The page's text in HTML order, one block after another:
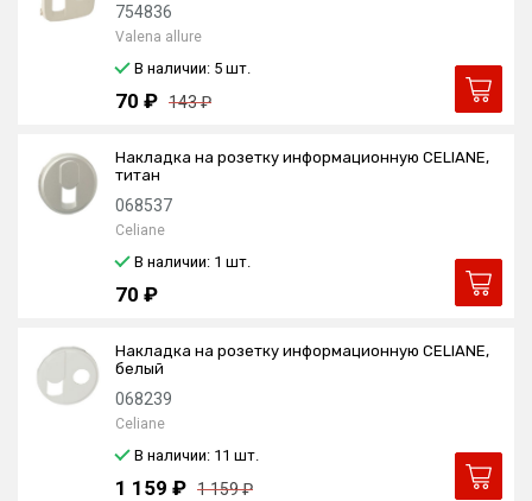
754836
Valena allure
В наличии: 5 шт.
70 ₽ 143 ₽
Накладка на розетку информационную CELIANE,
титан
068537
Celiane
В наличии: 1 шт.
70 ₽
Накладка на розетку информационную CELIANE,
белый
068239
Celiane
В наличии: 11 шт.
1 159 ₽ 1 159 ₽